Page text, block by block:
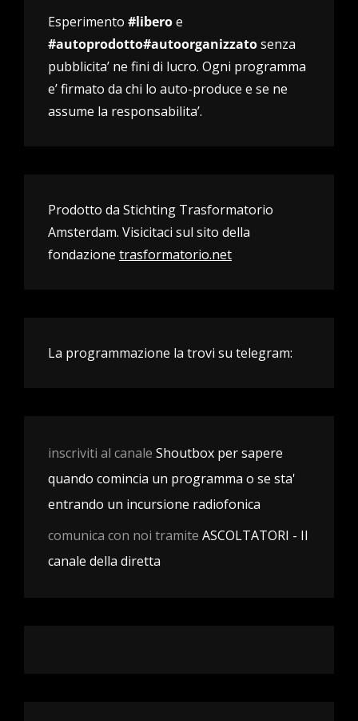
Esperimento #liberoe
#autoprodotto#autoorganizzatosenza
pubblicita’ ne fini di lucro. Ogni programma
e’ firmato da chi lo auto-produce e se ne
assume la responsabilita’.
Prodotto da Stichting Trasformatorio
Amsterdam. Visicitaci sul sito della
fondazione trasformatorio.net
La programmazione la trovi su telegram:
inscriviti al canale Shoutbox per sapere
quando comincia un programma o se sta'
entrando un incursione radiofonica
comunica con noi tramite ASCOLTATORI - Il
canale della diretta